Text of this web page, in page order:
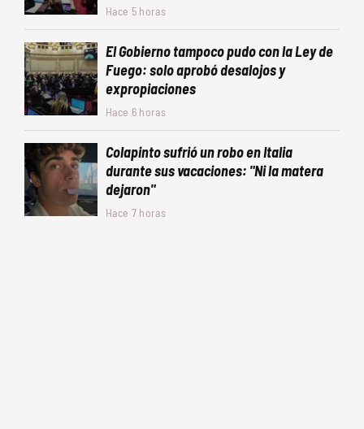
Hace 5 horas
El Gobierno tampoco pudo con la Ley de
Fuego: solo aprobó desalojos y
expropiaciones
Hace 6 horas
Colapinto sufrió un robo en Italia
durante sus vacaciones: "Ni la matera
dejaron"
Hace 7 horas